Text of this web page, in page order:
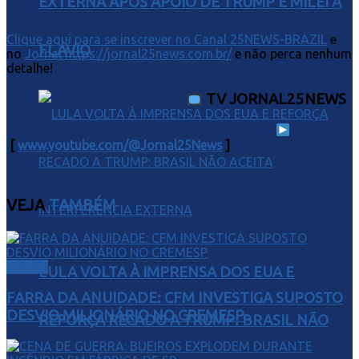
FLÁVIO
LULA VOLTA À IMPRENSA DOS EUA E
REFORÇA RECADO A TRUMP: BRASIL NÃO
Clique aqui para se inscrever no Canal 25NEWS-BRAZIL
e
no Jornal https://jornal25news.com.br/ e não perca nenhum
detalhe!
TV JORNAL25NEWS
[www.youtube.com/@Jornal25News ]
VEJATAMBÉM
FARRA DA ANUIDADE: CFM INVESTIGA SUPOSTO
DESVIO MILIONÁRIO NO CREMESP